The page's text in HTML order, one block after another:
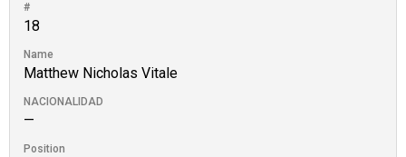
#
18
Name
Matthew Nicholas Vitale
NACIONALIDAD
—
Position